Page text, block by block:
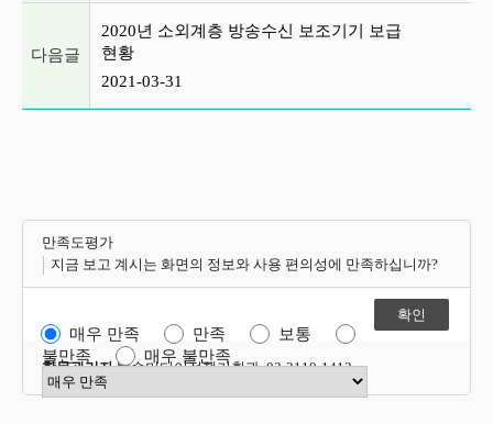
다음글
2020년 소외계층 방송수신 보조기기 보급
현황
2021-03-31
만족도평가
지금 보고 계시는 화면의 정보와 사용 편의성에 만족하십니까?
매우 만족 만족
보통
불만족
매우 불만족
만족도 점수 선택
항목관리자방송미디어정책기획과 02-2110-1412